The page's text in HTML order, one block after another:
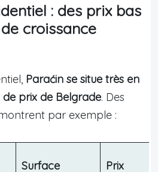
: des prix bas
croissance
Paraćin se situe très en
de prix de Belgrade. Des
par exemple :
Surface
Prix